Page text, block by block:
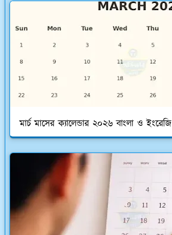
মার্চ মাসের ক্যালেন্ডার ২০২৬ বাংলা ও ইংরেজি